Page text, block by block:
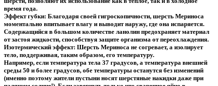
время года.
Эффект губки: Благодаря своей гигроскопичности, шерсть Мериноса
моментально впитывает влагу и выводит наружу, где она испаряется.
Содержащийся в большом количестве ланолин предохраняет материал
от застоя жидкости, способствуя защите организма от переохлаждения.
Изотермический эффект: Шерсть Мериноса не согревает, а изолирует
тело, поддерживая, таким образом, его температуру.
Например, если температура тела 37 градусов, а температура внешней
среды 50 и более градусов, обе температуры останутся без изменений
(именно поэтому жители пустыни носят шерстяные накидки даже при